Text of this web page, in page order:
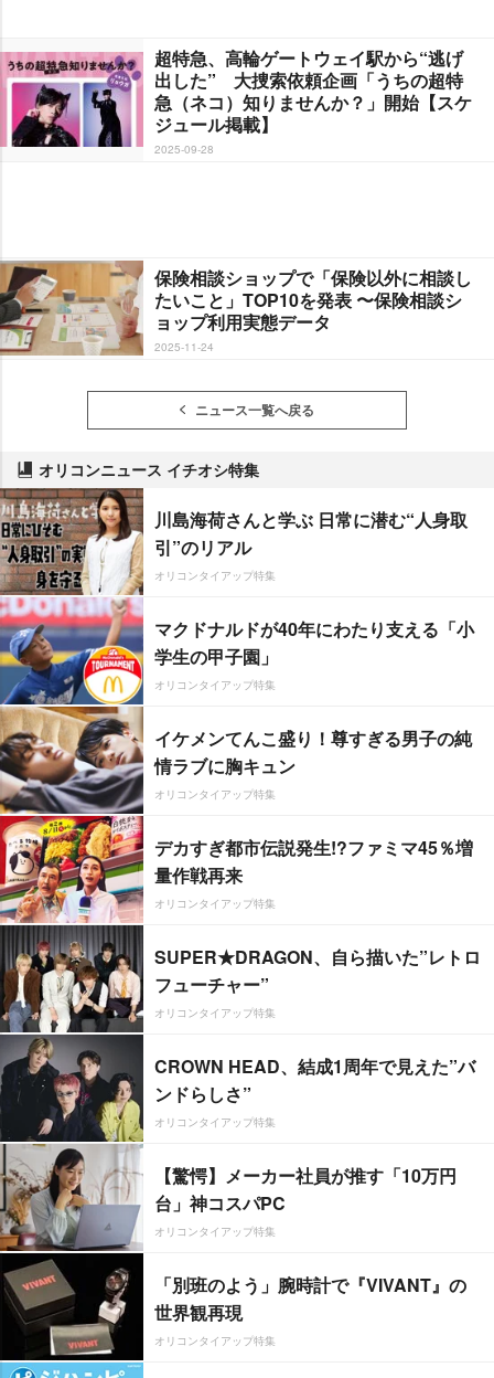
超特急、高輪ゲートウェイ駅から“逃げ
出した” 大捜索依頼企画「うちの超特
急（ネコ）知りませんか？」開始【スケ
ジュール掲載】
2025-09-28
保険相談ショップで「保険以外に相談し
たいこと」TOP10を発表 〜保険相談シ
ョップ利用実態データ
2025-11-24
ニュース一覧へ戻る
オリコンニュース イチオシ特集
川島海荷さんと学ぶ 日常に潜む“人身取
引”のリアル
オリコンタイアップ特集
マクドナルドが40年にわたり支える「小
学生の甲子園」
オリコンタイアップ特集
イケメンてんこ盛り！尊すぎる男子の純
情ラブに胸キュン
オリコンタイアップ特集
デカすぎ都市伝説発生!?ファミマ45％増
量作戦再来
オリコンタイアップ特集
SUPER★DRAGON、自ら描いた”レトロ
フューチャー”
オリコンタイアップ特集
CROWN HEAD、結成1周年で見えた”バ
ンドらしさ”
オリコンタイアップ特集
【驚愕】メーカー社員が推す「10万円
台」神コスパPC
オリコンタイアップ特集
「別班のよう」腕時計で『VIVANT』の
世界観再現
オリコンタイアップ特集